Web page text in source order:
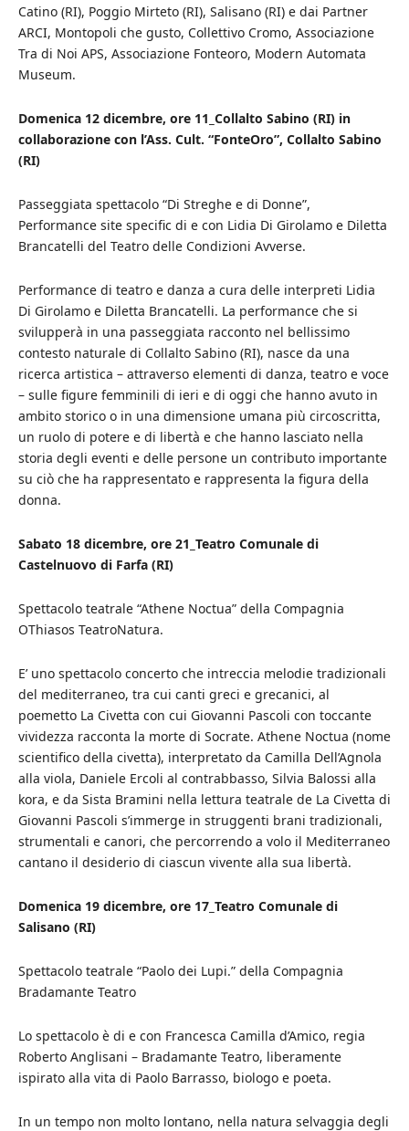
Catino (RI), Poggio Mirteto (RI), Salisano (RI) e dai Partner
ARCI, Montopoli che gusto, Collettivo Cromo, Associazione
Tra di Noi APS, Associazione Fonteoro, Modern Automata
Museum.
Domenica 12 dicembre, ore 11_Collalto Sabino (RI) in
collaborazione con l’Ass. Cult. “FonteOro”, Collalto Sabino
(RI)
Passeggiata spettacolo “Di Streghe e di Donne”,
Performance site specific di e con Lidia Di Girolamo e Diletta
Brancatelli del Teatro delle Condizioni Avverse.
Performance di teatro e danza a cura delle interpreti Lidia
Di Girolamo e Diletta Brancatelli. La performance che si
svilupperà in una passeggiata racconto nel bellissimo
contesto naturale di Collalto Sabino (RI), nasce da una
ricerca artistica – attraverso elementi di danza, teatro e voce
– sulle figure femminili di ieri e di oggi che hanno avuto in
ambito storico o in una dimensione umana più circoscritta,
un ruolo di potere e di libertà e che hanno lasciato nella
storia degli eventi e delle persone un contributo importante
su ciò che ha rappresentato e rappresenta la figura della
donna.
Sabato 18 dicembre, ore 21_Teatro Comunale di
Castelnuovo di Farfa (RI)
Spettacolo teatrale “Athene Noctua” della Compagnia
OThiasos TeatroNatura.
E’ uno spettacolo concerto che intreccia melodie tradizionali
del mediterraneo, tra cui canti greci e grecanici, al
poemetto La Civetta con cui Giovanni Pascoli con toccante
vividezza racconta la morte di Socrate. Athene Noctua (nome
scientifico della civetta), interpretato da Camilla Dell’Agnola
alla viola, Daniele Ercoli al contrabbasso, Silvia Balossi alla
kora, e da Sista Bramini nella lettura teatrale de La Civetta di
Giovanni Pascoli s’immerge in struggenti brani tradizionali,
strumentali e canori, che percorrendo a volo il Mediterraneo
cantano il desiderio di ciascun vivente alla sua libertà.
Domenica 19 dicembre, ore 17_Teatro Comunale di
Salisano (RI)
Spettacolo teatrale “Paolo dei Lupi.” della Compagnia
Bradamante Teatro
Lo spettacolo è di e con Francesca Camilla d’Amico, regia
Roberto Anglisani – Bradamante Teatro, liberamente
ispirato alla vita di Paolo Barrasso, biologo e poeta.
In un tempo non molto lontano, nella natura selvaggia degli